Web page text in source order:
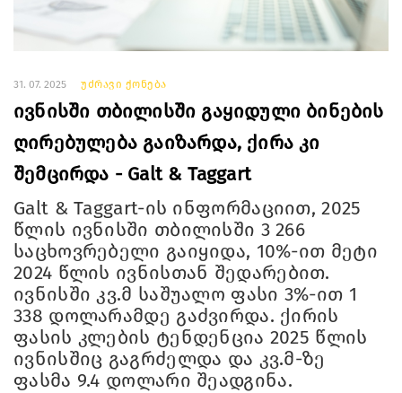
31. 07. 2025 უძრავი ქონება
ივნისში თბილისში გაყიდული ბინების
ღირებულება გაიზარდა, ქირა კი
შემცირდა - Galt & Taggart
Galt & Taggart-ის ინფორმაციით, 2025
წლის ივნისში თბილისში 3 266
საცხოვრებელი გაიყიდა, 10%-ით მეტი
2024 წლის ივნისთან შედარებით.
ივნისში კვ.მ საშუალო ფასი 3%-ით 1
338 დოლარამდე გაძვირდა. ქირის
ფასის კლების ტენდენცია 2025 წლის
ივნისშიც გაგრძელდა და კვ.მ-ზე
ფასმა 9.4 დოლარი შეადგინა.